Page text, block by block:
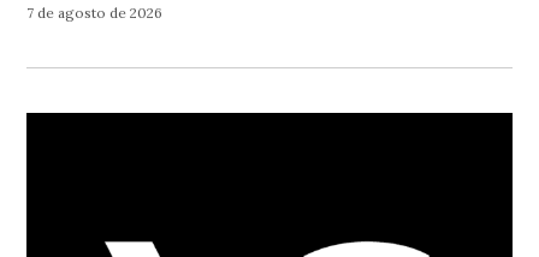
7 de agosto de 2026